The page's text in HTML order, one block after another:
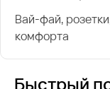
Вай-фай,
комфорта
Быстрый